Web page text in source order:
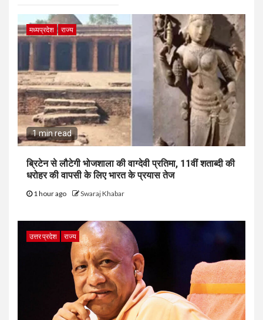
मध्यप्रदेश राज्य
1 min read
ब्रिटेन से लौटेगी भोजशाला की वाग्देवी प्रतिमा, 11वीं शताब्दी की
धरोहर की वापसी के लिए भारत के प्रयास तेज
1 hour ago Swaraj Khabar
उत्तर प्रदेश राज्य